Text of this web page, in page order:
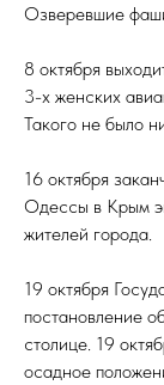
Озверевшие
8 октября
3-х женских
Такого не было
16 октября
Одессы в Крым
жителей города.
19 октября
постановление
столице. 19
осадное